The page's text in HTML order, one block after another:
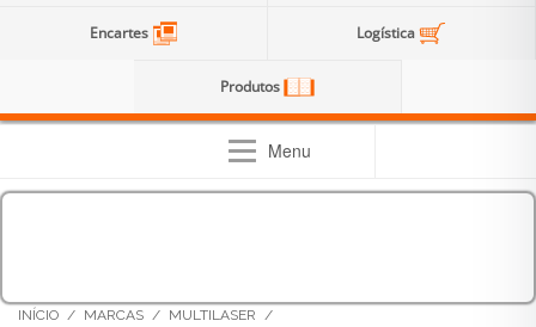
Encartes Logística
Produtos
Menu
INÍCIO / MARCAS / MULTILASER /